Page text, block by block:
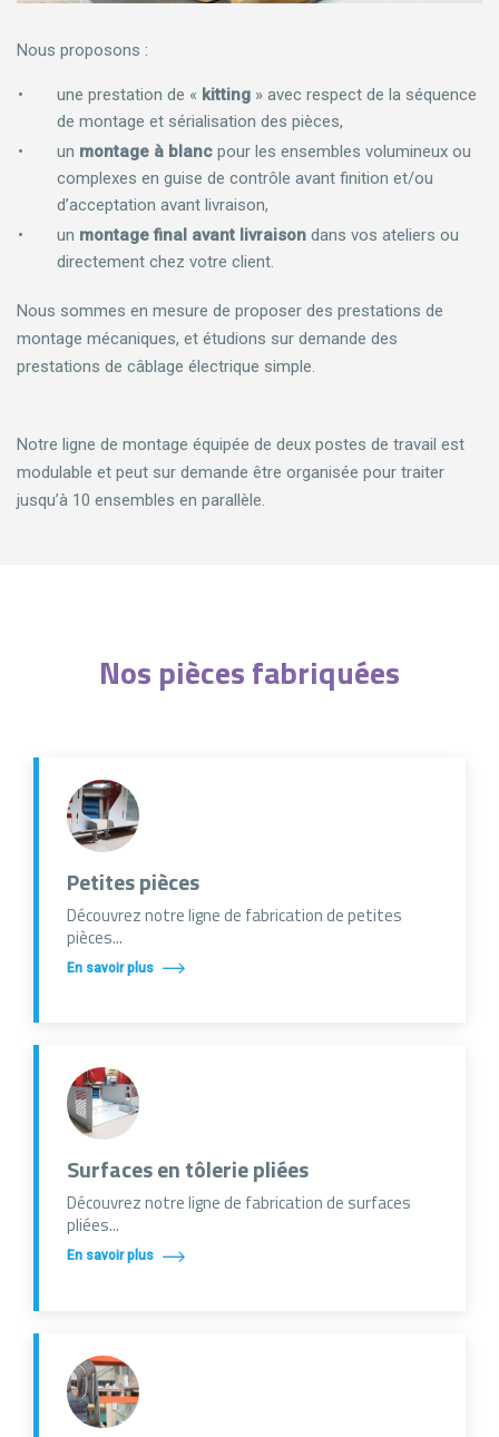
Nous proposons :
une prestation de « kitting » avec respect de la séquence
de montage et sérialisation des pièces,
un montage à blanc pour les ensembles volumineux ou
complexes en guise de contrôle avant finition et/ou
d’acceptation avant livraison,
un montage final avant livraison dans vos ateliers ou
directement chez votre client.
Nous sommes en mesure de proposer des prestations de
montage mécaniques, et étudions sur demande des
prestations de câblage électrique simple.
Notre ligne de montage équipée de deux postes de travail est
modulable et peut sur demande être organisée pour traiter
jusqu’à 10 ensembles en parallèle.
Nos pièces fabriquées
Petites pièces
Découvrez notre ligne de fabrication de petites
pièces...
En savoir plus
Surfaces en tôlerie pliées
Découvrez notre ligne de fabrication de surfaces
pliées...
En savoir plus